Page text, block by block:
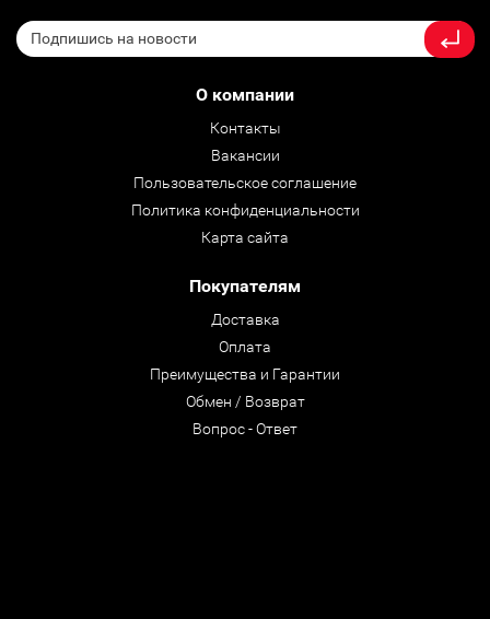
О компании
Контакты
Вакансии
Пользовательское соглашение
Политика конфиденциальности
Карта сайта
Покупателям
Доставка
Оплата
Преимущества и Гарантии
Обмен / Возврат
Вопрос - Ответ